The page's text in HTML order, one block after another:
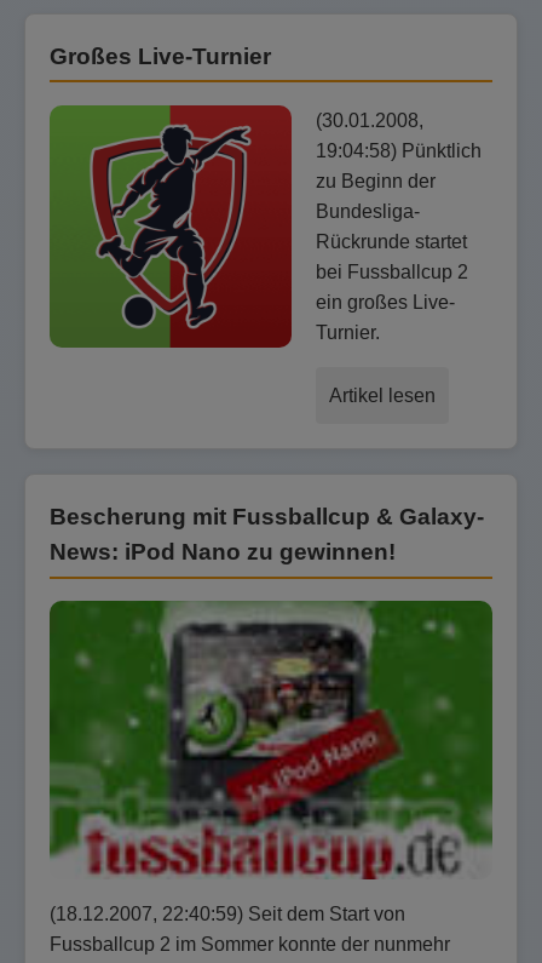
Großes Live-Turnier
(30.01.2008,
19:04:58) Pünktlich
zu Beginn der
Bundesliga-
Rückrunde startet
bei Fussballcup 2
ein großes Live-
Turnier.
Artikel lesen
Bescherung mit Fussballcup & Galaxy-
News: iPod Nano zu gewinnen!
(18.12.2007, 22:40:59) Seit dem Start von
Fussballcup 2 im Sommer konnte der nunmehr